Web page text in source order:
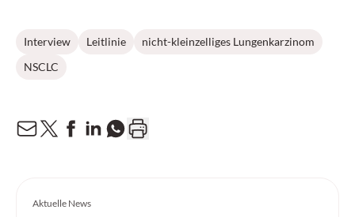
Interview Leitlinie
nicht-kleinzelliges Lungenkarzinom
NSCLC
Aktuelle News